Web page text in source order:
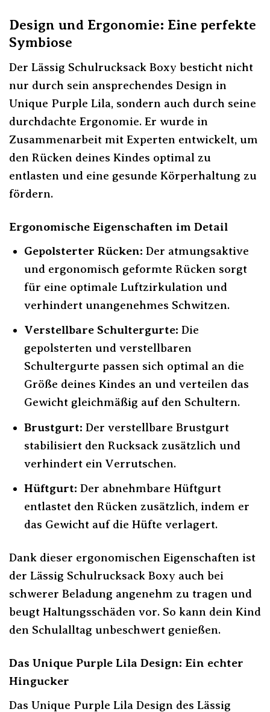
Design und Ergonomie: Eine perfekte
Symbiose
Der Lässig Schulrucksack Boxy besticht nicht
nur durch sein ansprechendes Design in
Unique Purple Lila, sondern auch durch seine
durchdachte Ergonomie. Er wurde in
Zusammenarbeit mit Experten entwickelt, um
den Rücken deines Kindes optimal zu
entlasten und eine gesunde Körperhaltung zu
fördern.
Ergonomische Eigenschaften im Detail
Gepolsterter Rücken: Der atmungsaktive
und ergonomisch geformte Rücken sorgt
für eine optimale Luftzirkulation und
verhindert unangenehmes Schwitzen.
Verstellbare Schultergurte: Die
gepolsterten und verstellbaren
Schultergurte passen sich optimal an die
Größe deines Kindes an und verteilen das
Gewicht gleichmäßig auf den Schultern.
Brustgurt: Der verstellbare Brustgurt
stabilisiert den Rucksack zusätzlich und
verhindert ein Verrutschen.
Hüftgurt: Der abnehmbare Hüftgurt
entlastet den Rücken zusätzlich, indem er
das Gewicht auf die Hüfte verlagert.
Dank dieser ergonomischen Eigenschaften ist
der Lässig Schulrucksack Boxy auch bei
schwerer Beladung angenehm zu tragen und
beugt Haltungsschäden vor. So kann dein Kind
den Schulalltag unbeschwert genießen.
Das Unique Purple Lila Design: Ein echter
Hingucker
Das Unique Purple Lila Design des Lässig